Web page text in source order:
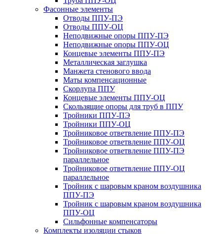
Фасонные элементы
Отводы ППУ-ПЭ
Отводы ППУ-ОЦ
Неподвижные опоры ППУ-ПЭ
Неподвижные опоры ППУ-ОЦ
Концевые элементы ППУ-ПЭ
Металлическая заглушка
Манжета стенового ввода
Маты компенсационные
Скорлупа ППУ
Концевые элементы ППУ-ОЦ
Скользящие опоры для труб в ППУ
Тройники ППУ-ПЭ
Тройники ППУ-ОЦ
Тройниковое ответвление ППУ-ПЭ
Тройниковое ответвление ППУ-ОЦ
Тройниковое ответвление ППУ-ПЭ
параллельное
Тройниковое ответвление ППУ-ОЦ
параллельное
Тройник с шаровым краном воздушника
ППУ-ПЭ
Тройник с шаровым краном воздушника
ППУ-ОЦ
Сильфонные компенсаторы
Комплекты изоляции стыков